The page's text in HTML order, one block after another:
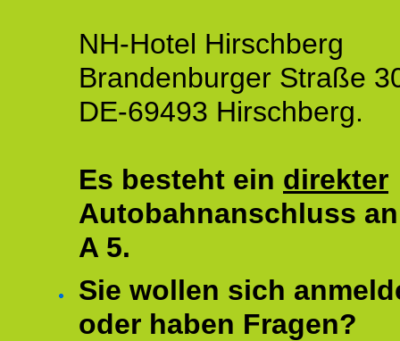
NH-Hotel Hirschberg
Brandenburger Straße
DE-69493 Hirschberg.
Es besteht ein direkter
Autobahnanschluss
A 5.
Sie wollen sich
oder haben Fragen?